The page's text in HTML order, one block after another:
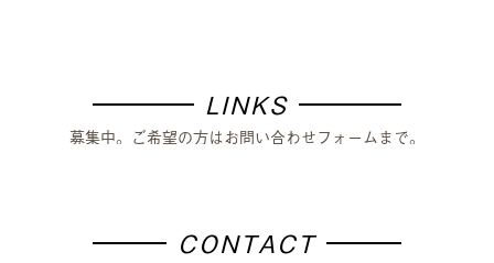
LINKS
募集中。ご希望の方はお問い合わせフォームまで。
CONTACT